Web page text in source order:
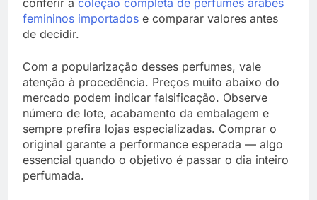
conferir a coleção completa de perfumes árabes
femininos importados e comparar valores antes
de decidir.
Com a popularização desses perfumes, vale
atenção à procedência. Preços muito abaixo do
mercado podem indicar falsificação. Observe
número de lote, acabamento da embalagem e
sempre prefira lojas especializadas. Comprar o
original garante a performance esperada — algo
essencial quando o objetivo é passar o dia inteiro
perfumada.